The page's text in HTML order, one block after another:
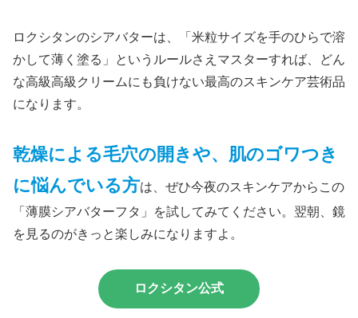
ロクシタンのシアバターは、「米粒サイズを手のひらで溶
かして薄く塗る」というルールさえマスターすれば、どん
な高級高級クリームにも負けない最高のスキンケア芸術品
になります。
乾燥による毛穴の開きや、肌のゴワつき
に悩んでいる方は、ぜひ今夜のスキンケアからこの
「薄膜シアバターフタ」を試してみてください。翌朝、鏡
を見るのがきっと楽しみになりますよ。
ロクシタン公式